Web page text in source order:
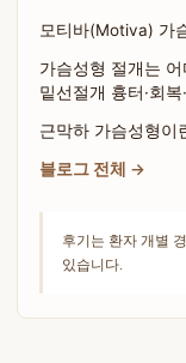
모티바(Motiva) 가
가슴성형 절개는
밑선절개 흉터·회복
근막하 가슴성형이
블로그 전체 →
후기는 환자 개별
있습니다.